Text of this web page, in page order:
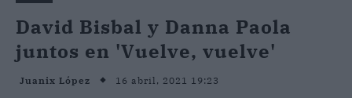
David Bisbal y Danna Paola
juntos en 'Vuelve, vuelve'
Juanix López 16 abril, 2021 19:23